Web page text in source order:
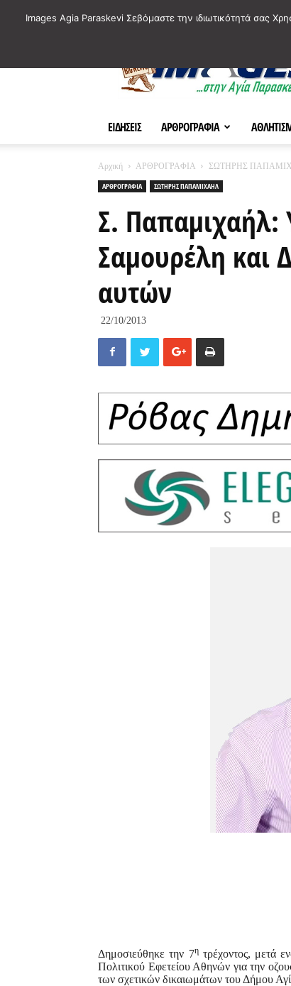
ΕΙΔΗΣΕΙΣ ΑΡΘΡΟΓΡΑΦΙΑ
Αρχική ΑΡΘΡΟΓΡΑΦΙΑ ΣΩΤΗΡΗΣ
ΑΡΘΡΟΓΡΑΦΙΑ
ΣΩΤΗΡΗΣ ΠΑΠΑΜΙΧΑΗΛ
Σ. Παπαμιχαήλ:
Σαμουρέλη και
αυτών
22/10/2013
Δημοσιεύθηκε την 7ητρέχοντος, μετά
Πολιτικού Εφετείου Αθηνών για την
των σχετικών δικαιωμάτων του Δήμου
Images Agia Paraskevi Σεβόμαστε την ιδιωτικότητά σας